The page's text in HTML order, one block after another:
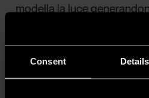
Consent Details
modella la luce
esiste in due dimensioni:
suo gemello digitale, che
comportamento. Ci
due livelli: il digitale, dove